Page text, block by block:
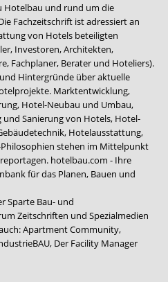
Hotelbau und rund um die
Fachzeitschrift ist adressiert an
von Hotels beteiligten
Investoren, Architekten,
Fachplaner, Berater und Hoteliers).
Hintergründe über aktuelle
Marktentwicklung,
Hotel-Neubau und Umbau,
Sanierung von Hotels, Hotel-
Hotelausstattung,
stehen im Mittelpunkt
hotelbau.com - Ihre
für das Planen, Bauen und
Sparte Bau- und
Zeitschriften und Spezialmedien
Apartment Community,
, Der Facility Manager